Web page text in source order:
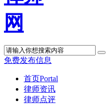
免费发布信息
首页Portal
律师资讯
律师点评